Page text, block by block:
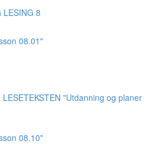
LESING 8
08.01"
LESETEKSTEN "Utdanning og planer
08.10"